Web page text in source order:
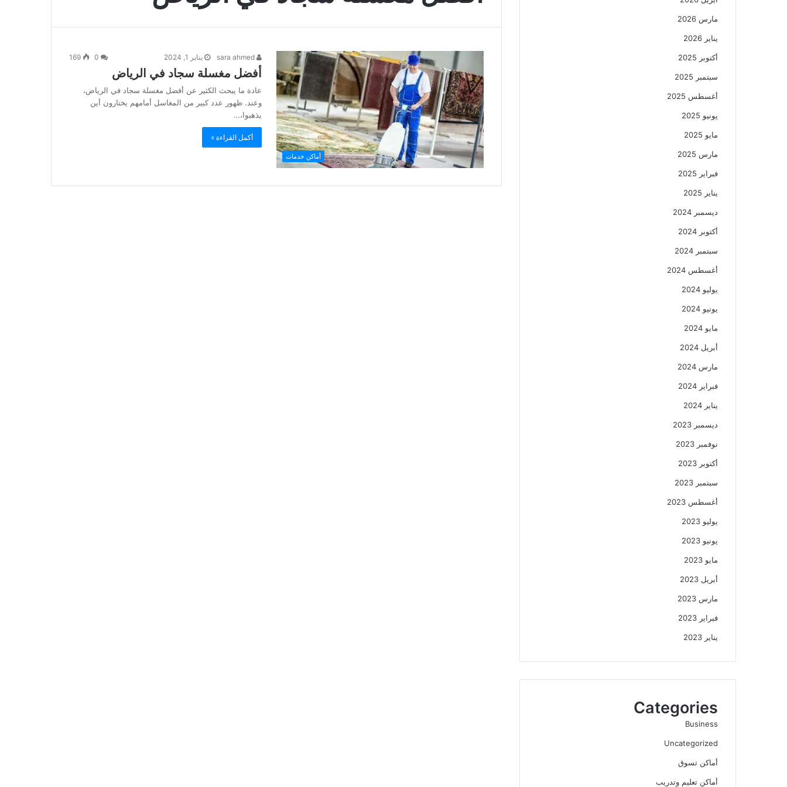
أماكن خدمات
يناير 1, 2024 169
أفضل مغسلة سجاد في الرياض
عادة ما يبحث الكثير عن أفضل مغسلة سجاد في الرياض،
وعند. ظهور عدد كبير من المغاسل أمامهم يختارون أين
يذهبوا،…
أكمل القراءة »
مارس 2026
يناير 2026
أكتوبر 2025
سبتمبر 2025
أغسطس 2025
يونيو 2025
مايو 2025
مارس 2025
فبراير 2025
يناير 2025
ديسمبر 2024
أكتوبر 2024
سبتمبر 2024
أغسطس 2024
يوليو 2024
يونيو 2024
مايو 2024
أبريل 2024
مارس 2024
فبراير 2024
يناير 2024
ديسمبر 2023
نوفمبر 2023
أكتوبر 2023
سبتمبر 2023
أغسطس 2023
يوليو 2023
يونيو 2023
مايو 2023
أبريل 2023
مارس 2023
فبراير 2023
يناير 2023
Categories
Business
Uncategorized
أماكن تسوق
أماكن تعليم وتدريب